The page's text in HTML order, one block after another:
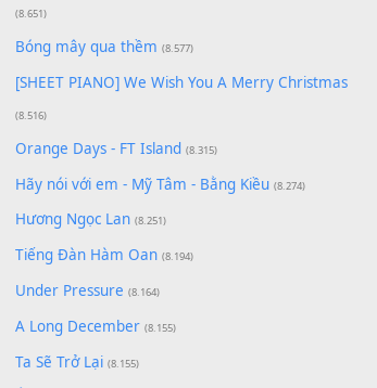
Có Em Đời Bỗng Vui
Cơn Mơ Băng Giá (9.103)
Chờ một tiếng yêu (8.991)
Lãng Quên Chiều Thu | Anh không muốn ra đi |
Qí shí bù xiǎng zǒu - 其实不想走
(8.929)
[SHEET] Ánh Trăng Nói Hộ Lòng Tôi - Mạnh Lệ
Quân | Intro + Pinyin
(8.651)
Bóng mây qua thềm
[SHEET PIANO] We Wish You A Merry Christmas